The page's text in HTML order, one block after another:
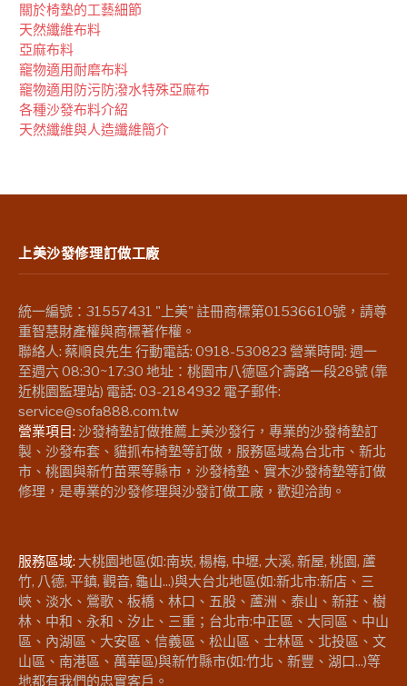
關於椅墊的工藝細節
天然纖維布料
亞麻布料
竉物適用耐磨布料
竉物適用防污防潑水特殊亞麻布
各種沙發布料介紹
天然纖維與人造纖維簡介
上美沙發修理訂做工廠
統一編號：31557431 "上美" 註冊商標第01536610號，請尊
重智慧財產權與商標著作權。
聯絡人: 蔡順良先生 行動電話: 0918-530823 營業時間: 週一
至週六 08:30~17:30 地址：桃園市八德區介壽路一段28號 (靠
近桃園監理站) 電話: 03-2184932 電子郵件:
service@sofa888.com.tw
營業項目: 沙發椅墊訂做推薦上美沙發行，專業的沙發椅墊訂
製、沙發布套、貓抓布椅墊等訂做，服務區域為台北市、新北
市、桃園與新竹苗栗等縣市，沙發椅墊、實木沙發椅墊等訂做
修理，是專業的沙發修理與沙發訂做工廠，歡迎洽詢。
服務區域: 大桃園地區(如:南崁, 楊梅, 中壢, 大溪, 新屋, 桃園, 蘆
竹, 八德, 平鎮, 觀音, 龜山...)與大台北地區(如:新北市:新店、三
峽、淡水、鶯歌、板橋、林口、五股、蘆洲、泰山、新莊、樹
林、中和、永和、汐止、三重；台北市:中正區、大同區、中山
區、內湖區、大安區、信義區、松山區、士林區、北投區、文
山區、南港區、萬華區)與新竹縣市(如:竹北、新豐、湖口...)等
地都有我們的忠實客戶。